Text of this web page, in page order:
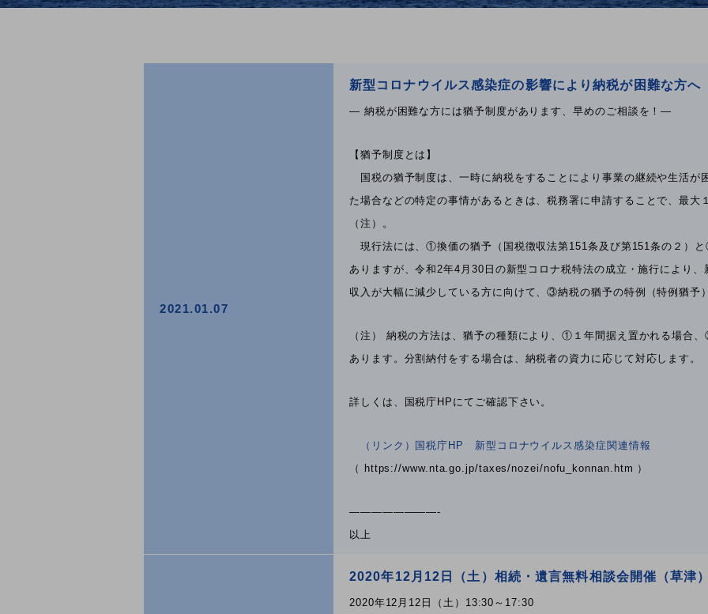
2021.01.07
新型コロナウイルス感染症の影響により納税が困難な方へ
― 納税が困難な方には猶予制度があります、早めのご相談を！―
【猶予制度とは】
国税の猶予制度は、一時に納税をすることにより事業の継続や生活が
た場合などの特定の事情があるときは、税務署に申請することで、最大
（注）。
現行法には、①換価の猶予（国税徴収法第151条及び第151条の２）
ありますが、令和2年4月30日の新型コロナ税特法の成立・施行により
収入が大幅に減少している方に向けて、③納税の猶予の特例（特例猶予
（注） 納税の方法は、猶予の種類により、①１年間据え置かれる場合
あります。分割納付をする場合は、納税者の資力に応じて対応します。
詳しくは、国税庁HPにてご確認下さい。
（リンク）国税庁HP 新型コロナウイルス感染症関連情報
（ https://www.nta.go.jp/taxes/nozei/nofu_konnan.htm ）
————————-
以上
2020年12月12日（土）相続・遺言無料相談会開催（草津
2020年12月12日（土）13:30～17:30